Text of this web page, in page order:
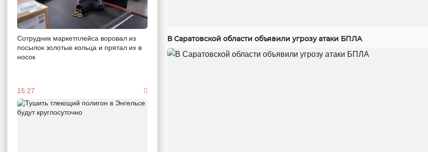
Сотрудник маркетплейса воровал из
посылок золотые кольца и прятал их в
носок
15:27
В Саратовской области объявили угрозу атаки БПЛА